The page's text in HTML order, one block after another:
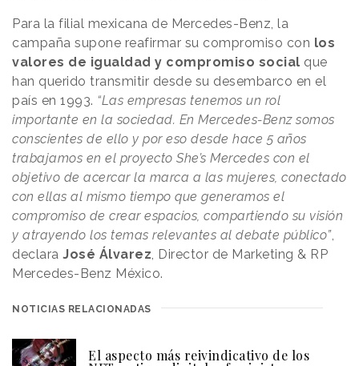
Para la filial mexicana de Mercedes-Benz, la
campaña supone reafirmar su compromiso con los
valores de igualdad y compromiso social que
han querido transmitir desde su desembarco en el
país en 1993. “Las empresas tenemos un rol
importante en la sociedad. En Mercedes-Benz somos
conscientes de ello y por eso desde hace 5 años
trabajamos en el proyecto She’s Mercedes con el
objetivo de acercar la marca a las mujeres, conectado
con ellas al mismo tiempo que generamos el
compromiso de crear espacios, compartiendo su visión
y atrayendo los temas relevantes al debate público”,
declara José Álvarez, Director de Marketing & RP
Mercedes-Benz México.
NOTICIAS RELACIONADAS
El aspecto más reivindicativo de los